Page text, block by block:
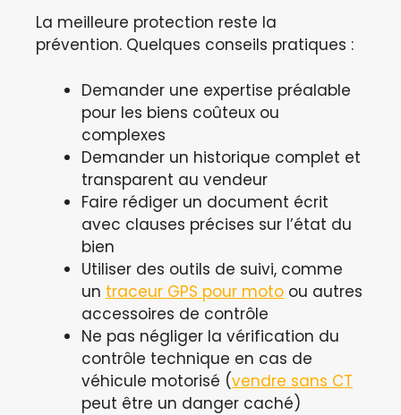
La meilleure protection reste la
prévention. Quelques conseils pratiques :
Demander une expertise préalable
pour les biens coûteux ou
complexes
Demander un historique complet et
transparent au vendeur
Faire rédiger un document écrit
avec clauses précises sur l’état du
bien
Utiliser des outils de suivi, comme
un traceur GPS pour moto ou autres
accessoires de contrôle
Ne pas négliger la vérification du
contrôle technique en cas de
véhicule motorisé (vendre sans CT
peut être un danger caché)